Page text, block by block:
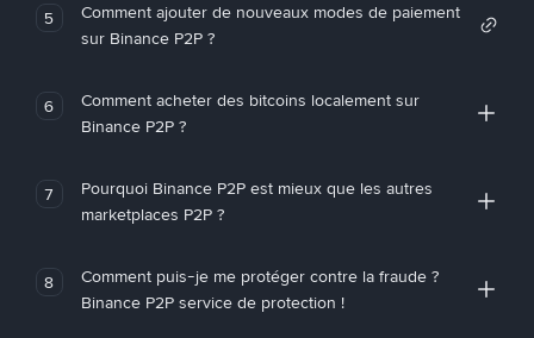
5
Comment ajouter de nouveaux modes de paiement
sur Binance P2P ?
6
Comment acheter des bitcoins localement sur
Binance P2P ?
7
Pourquoi Binance P2P est mieux que les autres
marketplaces P2P ?
8
Comment puis-je me protéger contre la fraude ?
Binance P2P service de protection !